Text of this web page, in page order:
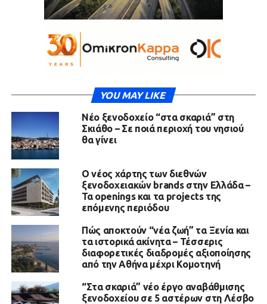
YOU MAY LIKE
Νέο ξενοδοχείο “στα σκαριά” στη
Σκιάθο – Σε ποιά περιοχή του νησιού
θα γίνει
Ο νέος χάρτης των διεθνών
ξενοδοχειακών brands στην Ελλάδα –
Τα openings και τα projects της
επόμενης περιόδου
Πώς αποκτούν “νέα ζωή” τα Ξενία και
τα ιστορικά ακίνητα – Τέσσερις
διαφορετικές διαδρομές αξιοποίησης
από την Αθήνα μέχρι Κομοτηνή
“Στα σκαριά” νέο έργο αναβάθμισης
ξενοδοχείου σε 5 αστέρων στη Λέσβο